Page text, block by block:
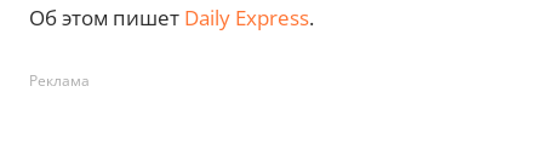
Об этом пишет Daily Express.
Реклама